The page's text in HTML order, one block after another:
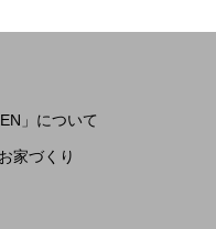
」について
家づくり